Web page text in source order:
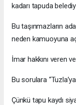
kadarı tapuda
Bu taşınmazların
neden kamuoyuna
İmar hakkını veren
Bu sorulara
Çünkü tapu kaydı